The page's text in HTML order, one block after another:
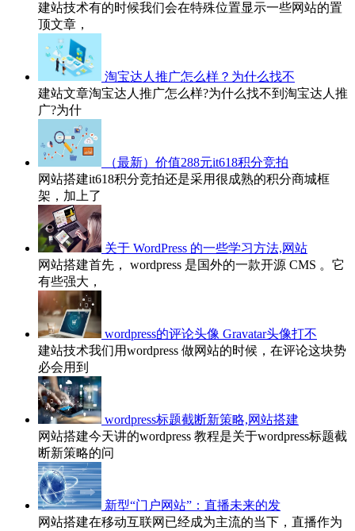
建站技术有的时候我们会在特殊位置显示一些网站的置
顶文章，
淘宝达人推广怎么样？为什么找不
建站文章淘宝达人推广怎么样?为什么找不到淘宝达人推
广?为什
（最新）价值288元it618积分竞拍
网站搭建it618积分竞拍还是采用很成熟的积分商城框
架，加上了
关于 WordPress 的一些学习方法,网站
网站搭建首先， wordpress 是国外的一款开源 CMS 。它
有些强大，
wordpress的评论头像 Gravatar头像打不
建站技术我们用wordpress 做网站的时候，在评论这块势
必会用到
wordpress标题截断新策略,网站搭建
网站搭建今天讲的wordpress 教程是关于wordpress标题截
断新策略的问
新型“门户网站”：直播未来的发
网站搭建在移动互联网已经成为主流的当下，直播作为